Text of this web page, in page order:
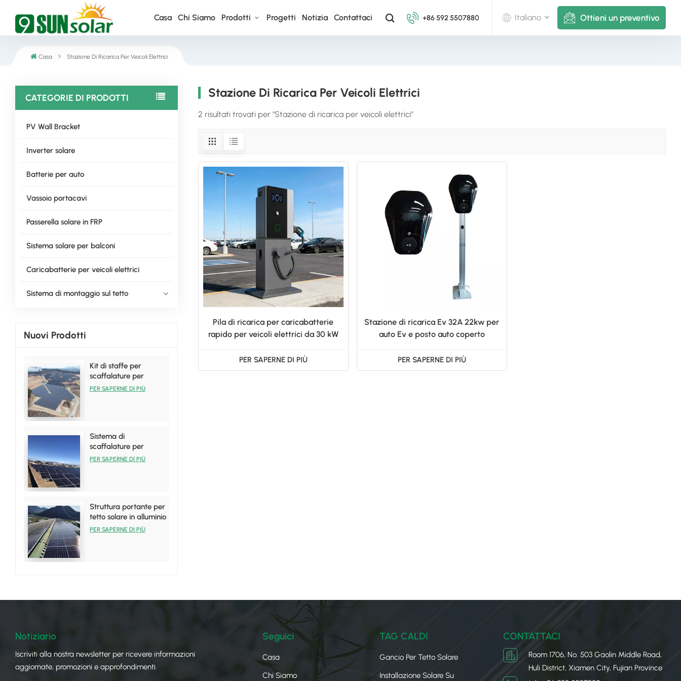
Casa Chi Siamo Prodotti Progetti Notizia Contattaci +86 592 5507880 Italiano Ottieni un preventivo
Casa Stazione Di Ricarica Per Veicoli Elettrici
CATEGORIE DI PRODOTTI
PV Wall Bracket
Inverter solare
Batterie per auto
Vassoio portacavi
Passerella solare in FRP
Sistema solare per balconi
Caricabatterie per veicoli elettrici
Sistema di montaggio sul tetto
Nuovi Prodotti
Kit di staffe per
scaffalature per
installazione solare a
PER SAPERNE DI PIÙ
Sistema di
scaffalature per
pannelli solari in
PER SAPERNE DI PIÙ
Struttura portante per
tetto solare in alluminio
per installazioni su
PER SAPERNE DI PIÙ
Stazione Di Ricarica Per Veicoli Elettrici
2 risultati trovati per "Stazione di ricarica per veicoli elettrici"
Pila di ricarica per caricabatterie
rapido per veicoli elettrici da 30 kW
PER SAPERNE DI PIÙ
Stazione di ricarica Ev 32A 22kw per
auto Ev e posto auto coperto
PER SAPERNE DI PIÙ
Notiziario
Iscriviti alla nostra newsletter per ricevere informazioni
aggiornate, promozioni e approfondimenti.
Seguici
Casa
Chi Siamo
TAG CALDI
Gancio Per Tetto Solare
Installazione Solare Su
CONTATTACI
Room 1706, No. 503 Gaolin Middle Road,
Huli District, Xiamen City, Fujian Province